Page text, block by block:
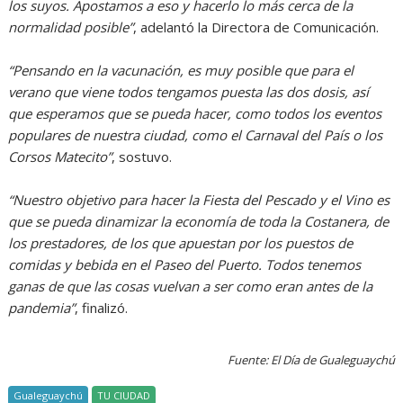
los suyos. Apostamos a eso y hacerlo lo más cerca de la
normalidad posible”, adelantó la Directora de Comunicación.
“Pensando en la vacunación, es muy posible que para el
verano que viene todos tengamos puesta las dos dosis, así
que esperamos que se pueda hacer, como todos los eventos
populares de nuestra ciudad, como el Carnaval del País o los
Corsos Matecito”, sostuvo.
“Nuestro objetivo para hacer la Fiesta del Pescado y el Vino es
que se pueda dinamizar la economía de toda la Costanera, de
los prestadores, de los que apuestan por los puestos de
comidas y bebida en el Paseo del Puerto. Todos tenemos
ganas de que las cosas vuelvan a ser como eran antes de la
pandemia”, finalizó.
Fuente: El Día de Gualeguaychú
Gualeguaychú TU CIUDAD